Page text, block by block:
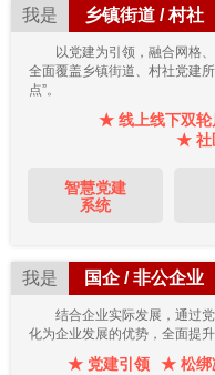
我是 乡镇街道 / 村社
以党建为引领，融合网格
全面覆盖乡镇街道、村社党建
点”。
★ 线上线下双轮
★ 社
智慧党建
系统
我是 国企 / 非公企业
结合企业实际发展，通过
化为企业发展的优势，全面提升
★ 党建引领 ★ 松绑